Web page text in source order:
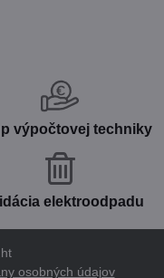
výpočtovej techniky
elektroodpadu
osobných údajov